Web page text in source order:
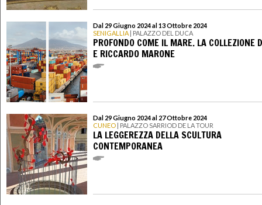
Dal 29 Giugno 2024 al 13 Ottobre 2024
SENIGALLIA | PALAZZO DEL DUCA
PROFONDO COME IL MARE. LA COLLEZIONE
E RICCARDO MARONE
Dal 29 Giugno 2024 al 27 Ottobre 2024
CUNEO | PALAZZO SARRIOD DE LA TOUR
LA LEGGEREZZA DELLA SCULTURA
CONTEMPORANEA